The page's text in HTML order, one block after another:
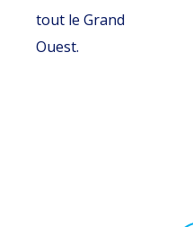
tout le Grand
Ouest.